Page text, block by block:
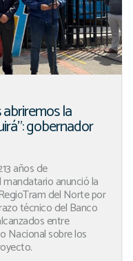
la
gobernador
años de
anunció la
del Norte por
técnico del Banco
entre
Nacional sobre los